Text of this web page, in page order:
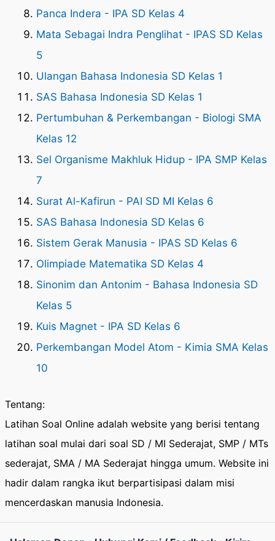
Panca Indera - IPA SD Kelas 4
Mata Sebagai Indra Penglihat - IPAS SD Kelas
5
Ulangan Bahasa Indonesia SD Kelas 1
SAS Bahasa Indonesia SD Kelas 1
Pertumbuhan & Perkembangan - Biologi SMA
Kelas 12
Sel Organisme Makhluk Hidup - IPA SMP Kelas
7
Surat Al-Kafirun - PAI SD MI Kelas 6
SAS Bahasa Indonesia SD Kelas 6
Sistem Gerak Manusia - IPAS SD Kelas 6
Olimpiade Matematika SD Kelas 4
Sinonim dan Antonim - Bahasa Indonesia SD
Kelas 5
Kuis Magnet - IPA SD Kelas 6
Perkembangan Model Atom - Kimia SMA Kelas
10
Tentang:
Latihan Soal Online adalah website yang berisi tentang
latihan soal mulai dari soal SD / MI Sederajat, SMP / MTs
sederajat, SMA / MA Sederajat hingga umum. Website ini
hadir dalam rangka ikut berpartisipasi dalam misi
mencerdaskan manusia Indonesia.